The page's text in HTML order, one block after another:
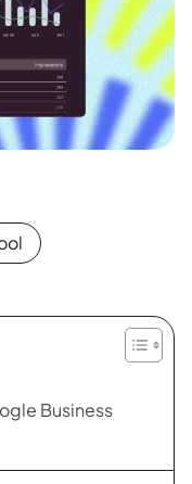
Business